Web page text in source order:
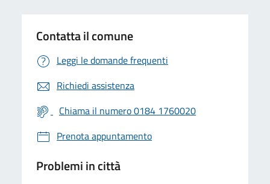
Contatta il comune
Leggi le domande frequenti
Richiedi assistenza
Chiama il numero 0184 1760020
Prenota appuntamento
Problemi in città